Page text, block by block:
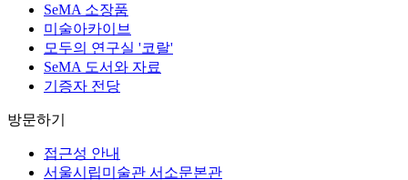
SeMA 소장품
미술아카이브
모두의 연구실 '코랄'
SeMA 도서와 자료
기증자 전당
방문하기
접근성 안내
서울시립미술관 서소문본관